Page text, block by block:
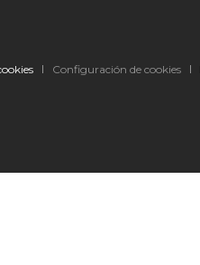
Configuración de cookies